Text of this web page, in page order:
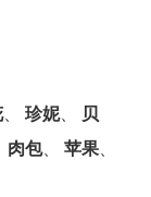
、 珍妮、
贝
肉包、 苹果、